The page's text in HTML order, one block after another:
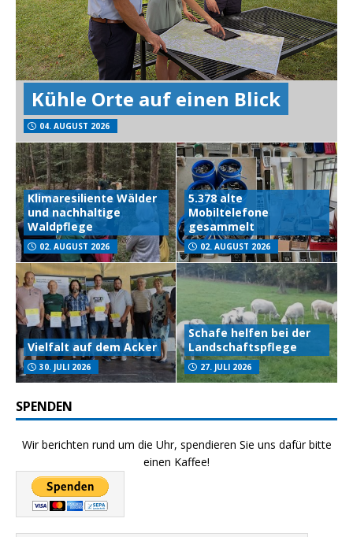
Kühle Orte auf einen Blick
04. AUGUST 2026
Klimaresiliente Wälder
und nachhaltige
Waldpflege
02. AUGUST 2026
5.378 alte
Mobiltelefone
gesammelt
02. AUGUST 2026
Vielfalt auf dem Acker
30. JULI 2026
Schafe helfen bei der
Landschaftspflege
27. JULI 2026
SPENDEN
Wir berichten rund um die Uhr, spendieren Sie uns dafür bitte
einen Kaffee!